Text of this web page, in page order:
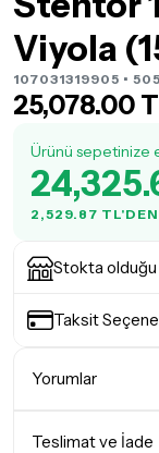
Viyola
107031319905 •
25,078.00
Ürünü sepetinize
2,529.87 TL'DEN
Stokta
Taksit
Yorumlar
Teslimat ve İade